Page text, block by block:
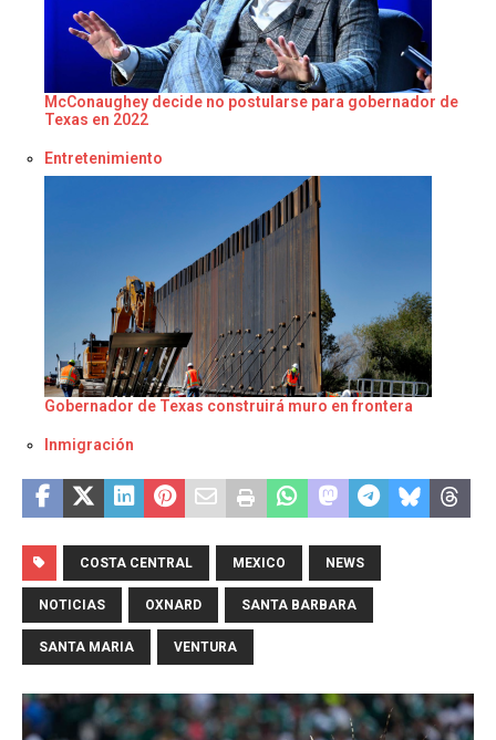
McConaughey decide no postularse para gobernador de
Texas en 2022
Respecto a
Entretenimiento
Gobernador de Texas construirá muro en frontera
Respecto a
Inmigración
COSTA CENTRAL MEXICO NEWS
NOTICIAS OXNARD SANTA BARBARA
SANTA MARIA VENTURA